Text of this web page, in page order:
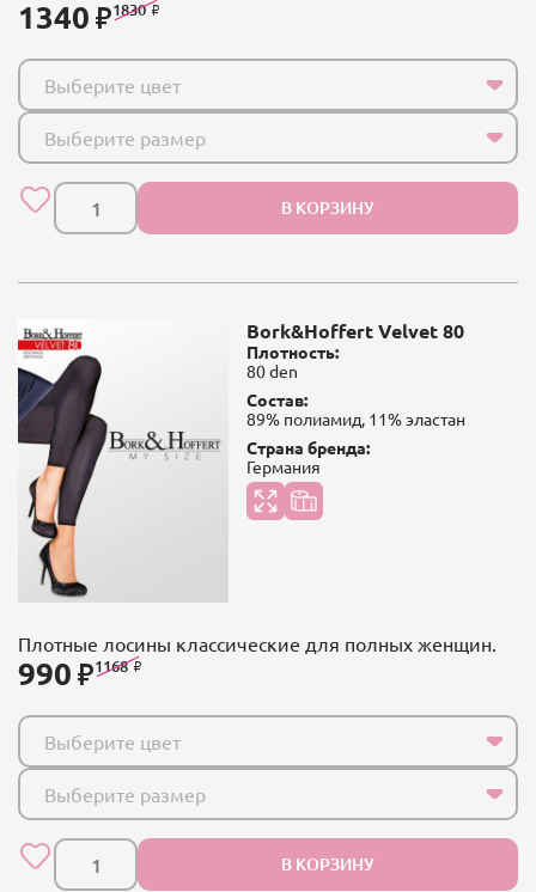
1340 1830
Выберите цвет
Выберите размер
В КОРЗИНУ
Bork&Hoffert Velvet 80
Плотность:
80 den
Состав:
89% полиамид, 11% эластан
Страна бренда:
Германия
Плотные лосины классические для полных женщин.
990 1168
Выберите цвет
Выберите размер
В КОРЗИНУ